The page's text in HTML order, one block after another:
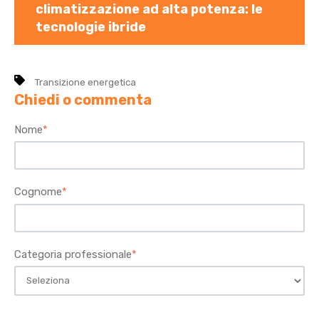
climatizzazione ad alta potenza: le
tecnologie ibride
Transizione energetica
Chiedi o commenta
Nome*
Cognome*
Categoria professionale*